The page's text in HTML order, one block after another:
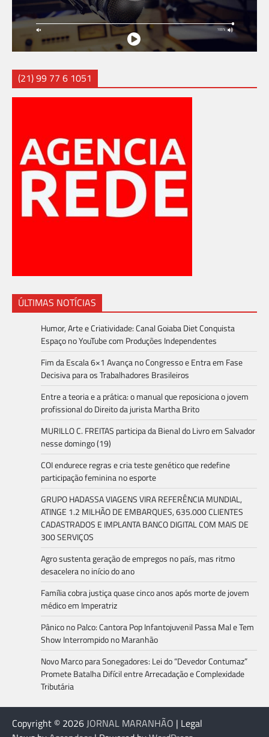
(21) 99 77 6 1051
ÚLTIMAS NOTÍCIAS
Humor, Arte e Criatividade: Canal Goiaba Diet Conquista
Espaço no YouTube com Produções Independentes
Fim da Escala 6×1 Avança no Congresso e Entra em Fase
Decisiva para os Trabalhadores Brasileiros
Entre a teoria e a prática: o manual que reposiciona o jovem
profissional do Direito da jurista Martha Brito
MURILLO C. FREITAS participa da Bienal do Livro em Salvador
nesse domingo (19)
COI endurece regras e cria teste genético que redefine
participação feminina no esporte
GRUPO HADASSA VIAGENS VIRA REFERÊNCIA MUNDIAL,
ATINGE 1.2 MILHÃO DE EMBARQUES, 635.000 CLIENTES
CADASTRADOS E IMPLANTA BANCO DIGITAL COM MAIS DE
300 SERVIÇOS
Agro sustenta geração de empregos no país, mas ritmo
desacelera no início do ano
Família cobra justiça quase cinco anos após morte de jovem
médico em Imperatriz
Pânico no Palco: Cantora Pop Infantojuvenil Passa Mal e Tem
Show Interrompido no Maranhão
Novo Marco para Sonegadores: Lei do “Devedor Contumaz”
Promete Batalha Difícil entre Arrecadação e Complexidade
Tributária
Copyright © 2026 JORNAL MARANHÃO | Legal